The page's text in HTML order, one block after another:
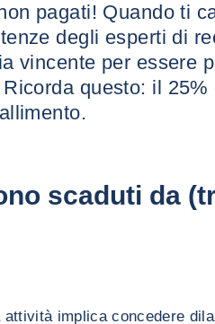
pagati! Quando ti
degli esperti di
vincente per essere
Ricorda questo: il 25%
scaduti da
implica concedere